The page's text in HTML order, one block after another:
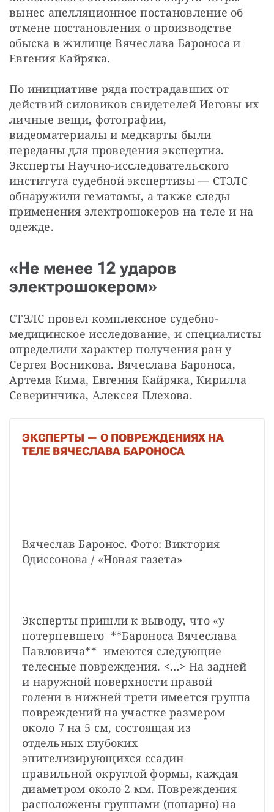
вынес апелляционное постановление об
отмене постановления о производстве
обыска в жилище Вячеслава Бароноса и
Евгения Кайряка.
По инициативе ряда пострадавших от
действий силовиков свидетелей Иеговы их
личные вещи, фотографии,
видеоматериалы и медкарты были
переданы для проведения экспертиз.
Эксперты Научно-исследовательского
института судебной экспертизы — ​СТЭЛС
обнаружили гематомы, а также следы
применения электрошокеров на теле и на
одежде.
«Не менее 12 ударов
электрошокером»
СТЭЛС провел комплексное судебно-
медицинское исследование, и специалисты
определили характер получения ран у
Сергея Восникова. Вячеслава Бароноса,
Артема Кима, Евгения Кайряка, Кирилла
Северинчика, Алексея Плехова.
ЭКСПЕРТЫ — О ПОВРЕЖДЕНИЯХ НА
ТЕЛЕ ВЯЧЕСЛАВА БАРОНОСА
Вячеслав Баронос. Фото: Виктория
Одиссонова / «Новая газета»
Эксперты пришли к выводу, что «у
потерпевшего  **Бароноса Вячеслава
Павловича**  имеются следующие
телесные повреждения. <…> На задней
и наружной поверхности правой
голени в нижней трети имеется группа
повреждений на участке размером
около 7 на 5 см, состоящая из
отдельных глубоких
эпителизирующихся ссадин
правильной округлой формы, каждая
диаметром около 2 мм. Повреждения
расположены группами (попарно) на